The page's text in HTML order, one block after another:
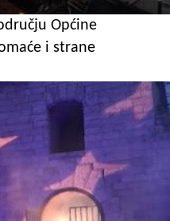
Općine
i strane